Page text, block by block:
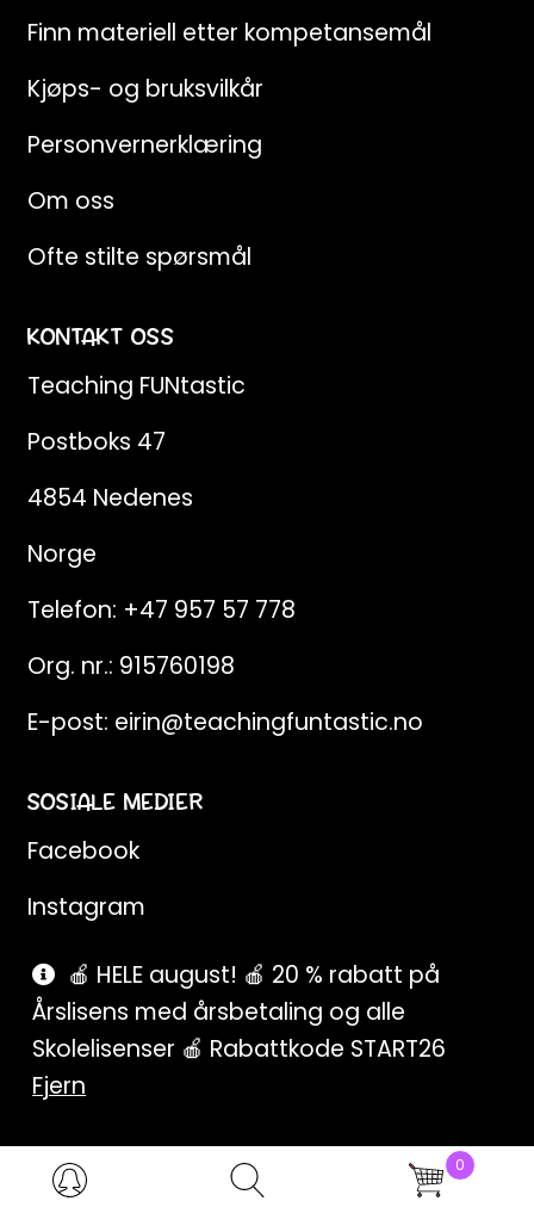
Finn materiell etter kompetansemål
Kjøps- og bruksvilkår
Personvernerklæring
Om oss
Ofte stilte spørsmål
KONTAKT OSS
Teaching FUNtastic
Postboks 47
4854 Nedenes
Norge
Telefon: +47 957 57 778
Org. nr.: 915760198
E-post: eirin@teachingfuntastic.no
SOSIALE MEDIER
Facebook
Instagram
Pinterest
SnapChat
Products
search
0
🍎 HELE august! 🍎 20 % rabatt på
Årslisens med årsbetaling og alle
Skolelisenser 🍎 Rabattkode START26
Fjern